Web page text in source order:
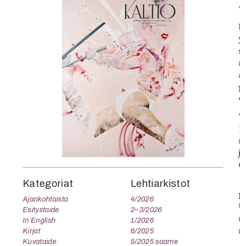
In
Kategoriat
Ajankohtaista
Esitystaide
In English
Kirjat
Kuvataide
Lehtiarkistot
4/2026
2–3/2026
1/2026
6/2025
5/2025 saame